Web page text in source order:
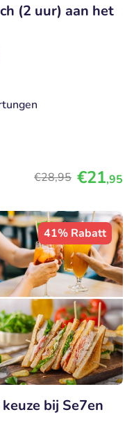
(2 uur) aan het
€28,95 €21,95
41% Rabatt
bij Se7en